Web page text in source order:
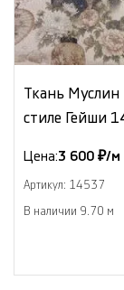
Ткань Муслин
стиле Гейши
Цена:3 600 ₽/м
Артикул: 14537
В наличии 9.70 м